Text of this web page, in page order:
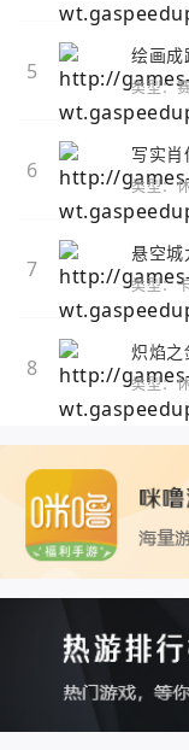
5
绘画成
类型：
6
写实
类型：
7
悬空城
类型：
8
炽焰之
类型：